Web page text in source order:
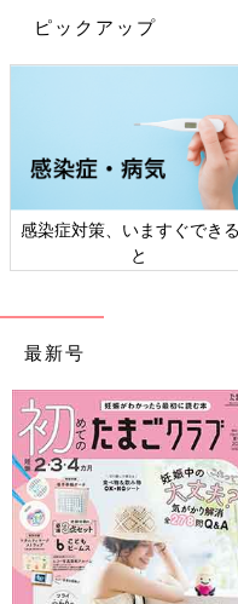
つかのホテルの婚礼係に手
ら」と断りの返事が届いた
ルが「引き受けたい」と申
さらに、カトリック信者
セクシュアルであること
とを受け入れてもらえな
ます。
惹かれ合ったパートナー
ま、人から大切にされる、
も困難なことにしてしまう
セクシュアリティがど
る未来に
『母ふたりで“かぞく”はじ
者やバイセクシュアルの方
いものとされている」こと
れている」現れのひとつが
婚が認められていないこと
同じ状態である」と証明す
行している地方自治体が増
明」に過ぎず、同性カップ
ピックアップ
感染症対策、いますぐでき
と
最新号